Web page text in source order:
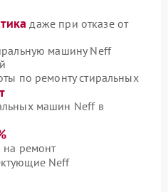
даже при отказе от
машину Neff
по ремонту стиральных
машин Neff в
на ремонт
Neff